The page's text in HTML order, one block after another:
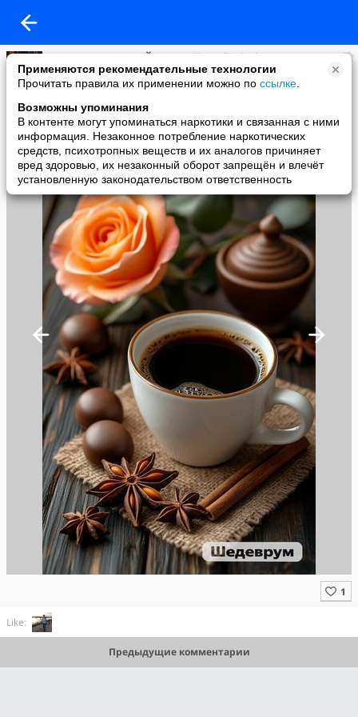
Применяются рекомендательные технологии
Прочитать правила их применении можно по ссылке
Возможны упоминания
В контенте могут упоминаться наркотики и связанная с ними
информация. Незаконное потребление наркотических
средств, психотропных веществ и их аналогов причиняет
вред здоровью, их незаконный оборот запрещён и влечёт
установленную законодательством ответственность
Виртуальная КОФЕЙНЯ @ Koffee- Tête-à-tête
added a photo
10 Jun в 10:52
Like:
Предыдущие комментарии